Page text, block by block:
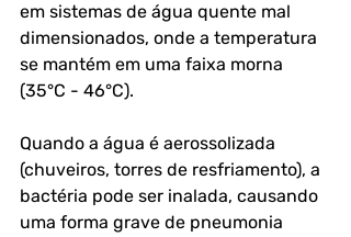
em sistemas de água quente mal
dimensionados, onde a temperatura
se mantém em uma faixa morna
(35°C - 46°C).
Quando a água é aerossolizada
(chuveiros, torres de resfriamento), a
bactéria pode ser inalada, causando
uma forma grave de pneumonia